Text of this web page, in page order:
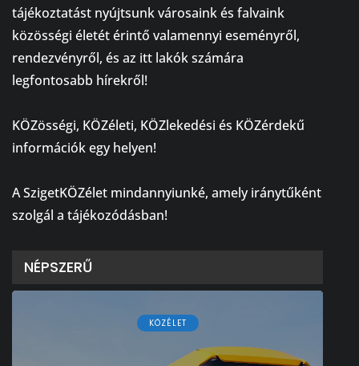
tájékoztatást nyújtsunk városaink és falvaink
közösségi életét érintő valamennyi eseményről,
rendezvényről, és az itt lakók számára
legfontosabb hírekről!
KÖZösségi, KÖZéleti, KÖZlekedési és KÖZérdekű
információk egy helyen!
A SzigetKÖZélet mindannyiunké, amely iránytűként
szolgál a tájékozódásban!
NÉPSZERŰ
KÖZÉLET